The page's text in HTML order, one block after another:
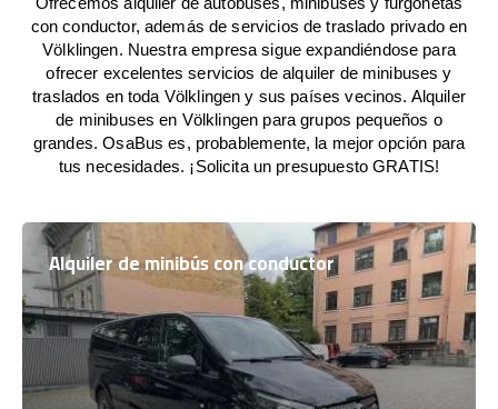
con conductor, además de servicios de traslado privado en
Völklingen. Nuestra empresa sigue expandiéndose para
ofrecer excelentes servicios de alquiler de minibuses y
traslados en toda Völklingen y sus países vecinos. Alquiler
de minibuses en Völklingen para grupos pequeños o
grandes. OsaBus es, probablemente, la mejor opción para
tus necesidades. ¡Solicita un presupuesto GRATIS!
Alquiler de minibús con conductor